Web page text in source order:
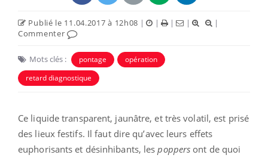
Publié le 11.04.2017 à 12h08 | | | |
|
Commenter
Mots clés : pontage
opération
retard diagnostique
Ce liquide transparent, jaunâtre, et très volatil, est prisé
des lieux festifs. Il faut dire qu’avec leurs effets
euphorisants et désinhibants, lespoppers ont de quoi